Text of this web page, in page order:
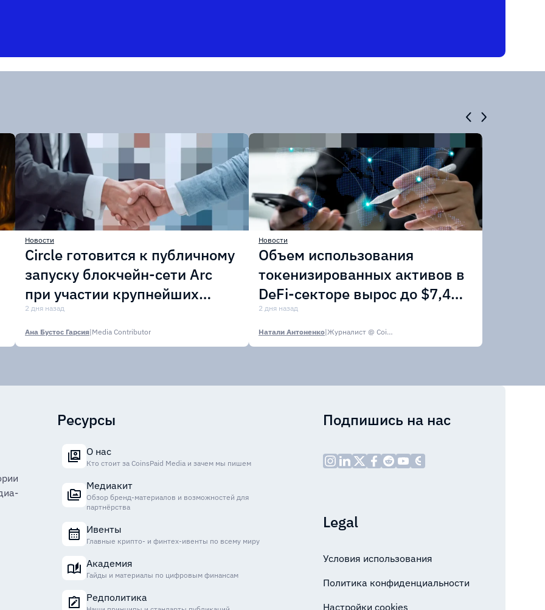
Новости
Circle готовится к публичному
запуску блокчейн-сети Arc
при участии крупнейших
финансовых организаций
2 дня назад
Ана Бустос Гарсия|Media Contributor
Новости
Объем использования
токенизированных активов в
DeFi-секторе вырос до $7,4
млрд
2 дня назад
Натали Антоненко| Журналист @ CoinsPaid Media
Ресурсы
О нас
Кто стоит за CoinsPaid Media и зачем мы пишем
Медиакит
Обзор бренд-материалов и возможностей для
партнёрства
Ивенты
Главные крипто- и финтех-ивенты по всему миру
Академия
Гайды и материалы по цифровым финансам
Редполитика
Подпишись на нас
Legal
Условия использования
Политика конфиденциальности
Настройки cookies